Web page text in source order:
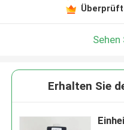
Sehen
Erhalten Sie